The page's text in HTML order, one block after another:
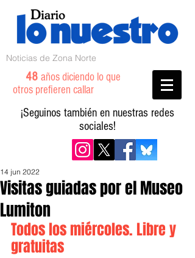
Noticias de Zona Norte
48 años diciendo lo que
otros prefieren callar
¡Seguinos también en nuestras redes
sociales!
Visitas guiadas por el Museo
Lumiton
14 jun 2022
Todos los miércoles. Libre y
gratuitas